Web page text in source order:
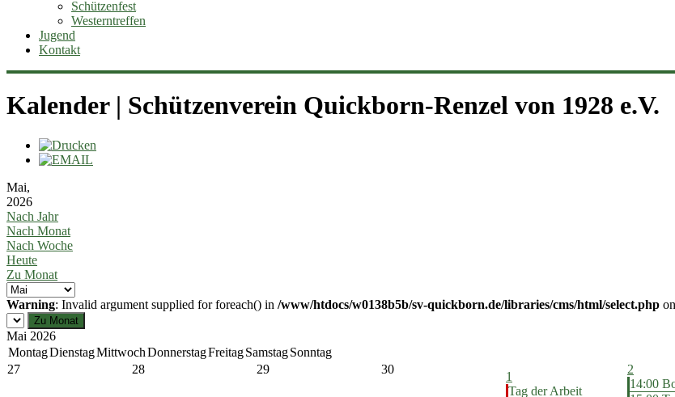
Schützenfest
Westerntreffen
Jugend
Kontakt
Kalender | Schützenverein Quickborn-Renzel von 1928 e.V.
Mai,
2026
Nach Jahr
Nach Monat
Nach Woche
Heute
Zu Monat
Warning: Invalid argument supplied for foreach() in /www/htdocs/w0138b5b/sv-quickborn.de/libraries/cms/html/select.php
Zu Monat
Mai 2026
MontagDienstagMittwochDonnerstagFreitagSamstagSonntag
27
28 29 30
1
Tag der Arbeit
2
14:00